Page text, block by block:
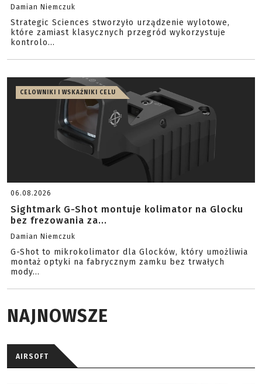
Damian Niemczuk
Strategic Sciences stworzyło urządzenie wylotowe,
które zamiast klasycznych przegród wykorzystuje
kontrolo...
CELOWNIKI I WSKAŹNIKI CELU
06.08.2026
Sightmark G-Shot montuje kolimator na Glocku
bez frezowania za...
Damian Niemczuk
G-Shot to mikrokolimator dla Glocków, który umożliwia
montaż optyki na fabrycznym zamku bez trwałych
mody...
NAJNOWSZE
AIRSOFT